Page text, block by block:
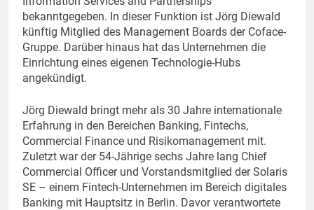
bekanntgegeben. In dieser Funktion ist Jörg Diewald
künftig Mitglied des Management Boards der Coface-
Gruppe. Darüber hinaus hat das Unternehmen die
Einrichtung eines eigenen Technologie-Hubs
angekündigt.
Jörg Diewald bringt mehr als 30 Jahre internationale
Erfahrung in den Bereichen Banking, Fintechs,
Commercial Finance und Risikomanagement mit.
Zuletzt war der 54-Jährige sechs Jahre lang Chief
Commercial Officer und Vorstandsmitglied der Solaris
SE – einem Fintech-Unternehmen im Bereich digitales
Banking mit Hauptsitz in Berlin. Davor verantwortete